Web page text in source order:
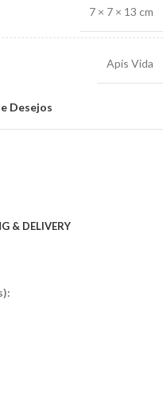
7 × 7 × 13 cm
Apis Vida
Desejos
& DELIVERY